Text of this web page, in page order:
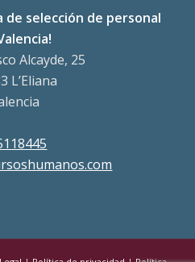
de selección de personal
Alcayde, 25
L’Eliana